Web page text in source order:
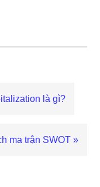
là gì?
ma trận SWOT »